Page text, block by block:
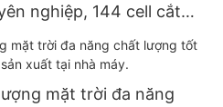
nghiệp, 144 cell cắt
mặt trời đa năng